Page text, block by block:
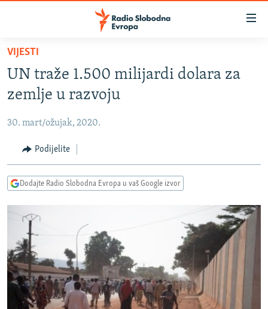
Pređite
glavni
sadržaj
na
navigaciju
Pređite
na
BOSNA I HERCEGOVINA
KOSOVO
CRNA GORA
VIDEO
FOTOGALERIJE
INFOGRAFIKE
PODCASTI
RAT U UKRAJINI
KINA NA BALKANU
RSE PRIČE IZ SVIJETA
ISPRIČAJ MI
DNEVNO@RSE
VIJESTI
UN traže 1.500 milijardi dolara za
zemlje u razvoju
30. mart/ožujak, 2020.
Podijelite
Dodajte Radio Slobodna Evropa u vaš Google izvor